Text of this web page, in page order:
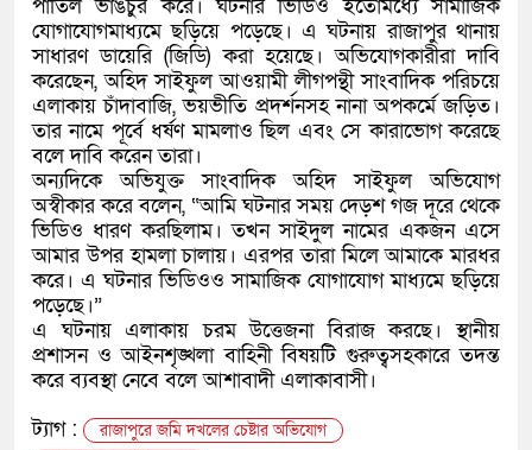
পাতিল ভাঙচুর করে। ঘটনার ভিডিও ইতোমধ্যে সামাজিক
যোগাযোগমাধ্যমে ছড়িয়ে পড়েছে। এ ঘটনায় রাজাপুর থানায়
সাধারণ ডায়েরি (জিডি) করা হয়েছে। অভিযোগকারীরা দাবি
করেছেন, অহিদ সাইফুল আওয়ামী লীগপন্থী সাংবাদিক পরিচয়ে
এলাকায় চাঁদাবাজি, ভয়ভীতি প্রদর্শনসহ নানা অপকর্মে জড়িত।
তার নামে পূর্বে ধর্ষণ মামলাও ছিল এবং সে কারাভোগ করেছে
বলে দাবি করেন তারা।
অন্যদিকে অভিযুক্ত সাংবাদিক অহিদ সাইফুল অভিযোগ
অস্বীকার করে বলেন, “আমি ঘটনার সময় দেড়শ গজ দূরে থেকে
ভিডিও ধারণ করছিলাম। তখন সাইদুল নামের একজন এসে
আমার উপর হামলা চালায়। এরপর তারা মিলে আমাকে মারধর
করে। এ ঘটনার ভিডিওও সামাজিক যোগাযোগ মাধ্যমে ছড়িয়ে
পড়েছে।”
এ ঘটনায় এলাকায় চরম উত্তেজনা বিরাজ করছে। স্থানীয়
প্রশাসন ও আইনশৃঙ্খলা বাহিনী বিষয়টি গুরুত্বসহকারে তদন্ত
করে ব্যবস্থা নেবে বলে আশাবাদী এলাকাবাসী।
ট্যাগ :
রাজাপুরে জমি দখলের চেষ্টার অভিযোগ